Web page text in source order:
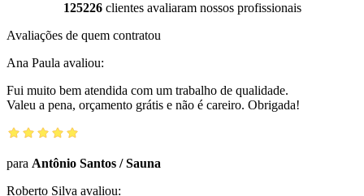
125226clientes avaliaram nossos profissionais
Avaliações de quem contratou
Ana Paula avaliou:
Fui muito bem atendida com um trabalho de qualidade.
Valeu a pena, orçamento grátis e não é careiro. Obrigada!
para Antônio Santos /Sauna
Roberto Silva avaliou: